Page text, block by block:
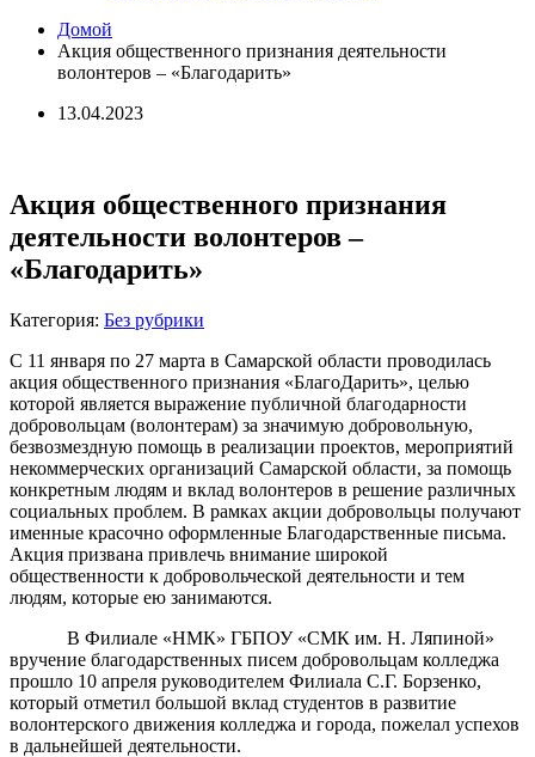
Домой
Акция общественного признания деятельности
волонтеров – «Благодарить»
13.04.2023
Акция общественного признания
деятельности волонтеров –
«Благодарить»
Категория: Без рубрики
С 11 января по 27 марта в Самарской области проводилась
акция общественного признания «БлагоДарить», целью
которой является выражение публичной благодарности
добровольцам (волонтерам) за значимую добровольную,
безвозмездную помощь в реализации проектов, мероприятий
некоммерческих организаций Самарской области, за помощь
конкретным людям и вклад волонтеров в решение различных
социальных проблем. В рамках акции добровольцы получают
именные красочно оформленные Благодарственные письма.
Акция призвана привлечь внимание широкой
общественности к добровольческой деятельности и тем
людям, которые ею занимаются.
В Филиале «НМК» ГБПОУ «СМК им. Н. Ляпиной»
вручение благодарственных писем добровольцам колледжа
прошло 10 апреля руководителем Филиала С.Г. Борзенко,
который отметил большой вклад студентов в развитие
волонтерского движения колледжа и города, пожелал успехов
в дальнейшей деятельности.